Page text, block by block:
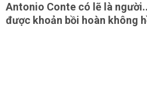
Antonio Conte có lẽ là
được khoản bồi hoàn không